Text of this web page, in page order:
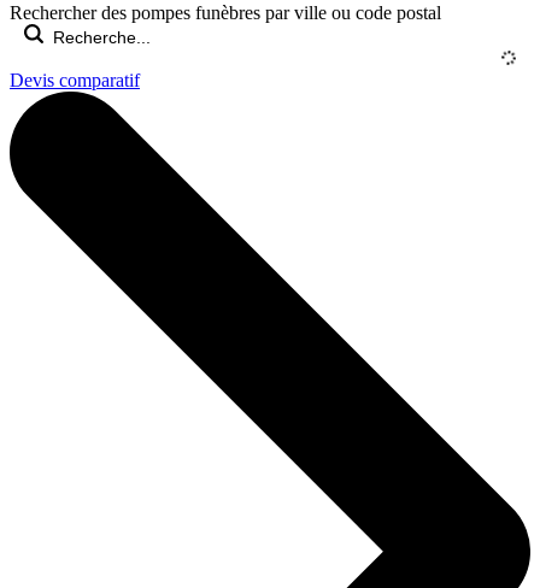
Rechercher des pompes funèbres par ville ou code postal
Devis comparatif